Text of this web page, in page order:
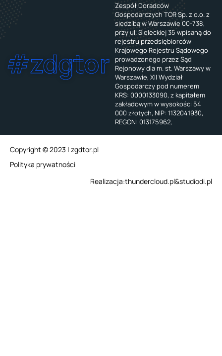
#zdgtor
Zespół Doradców
Gospodarczych TOR Sp. z o.o. z
siedzibą w Warszawie 00-738,
przy ul. Sieleckiej 35 wpisaną do
rejestru przedsiębiorców
Krajowego Rejestru Sądowego
prowadzonego przez Sąd
Rejonowy dla m. st. Warszawy w
Warszawie, XII Wydział
Gospodarczy pod numerem
KRS: 0000133090, z kapitałem
zakładowym w wysokości 54
000 złotych, NIP: 1132041930,
REGON: 013175962,
Copyright © 2023 | zgdtor.pl
Polityka prywatności
studiodi.pl
&
thundercloud.pl
Realizacja: